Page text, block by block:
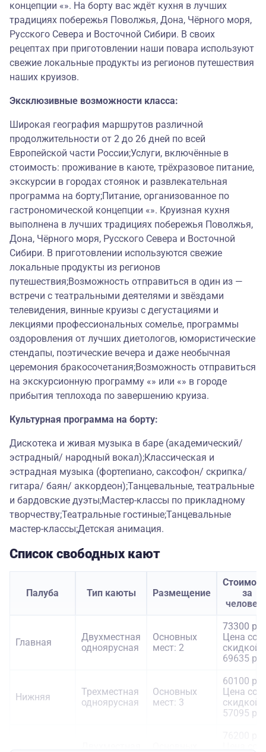
концепции «». На борту вас ждёт кухня в лучших
традициях побережья Поволжья, Дона, Чёрного моря,
Русского Севера и Восточной Сибири. В своих
рецептах при приготовлении наши повара используют
свежие локальные продукты из регионов путешествия
наших круизов.
Эксклюзивные возможности класса:
Широкая география маршрутов различной
продолжительности от 2 до 26 дней по всей
Европейской части России;Услуги, включённые в
стоимость: проживание в каюте, трёхразовое питание,
экскурсии в городах стоянок и развлекательная
программа на борту;Питание, организованное по
гастрономической концепции «». Круизная кухня
выполнена в лучших традициях побережья Поволжья,
Дона, Чёрного моря, Русского Севера и Восточной
Сибири. В приготовлении используются свежие
локальные продукты из регионов
путешествия;Возможность отправиться в один из —
встречи с театральными деятелями и звёздами
телевидения, винные круизы с дегустациями и
лекциями профессиональных сомелье, программы
оздоровления от лучших диетологов, юмористические
стендапы, поэтические вечера и даже необычная
церемония бракосочетания;Возможность отправиться
на экскурсионную программу «» или «» в городе
прибытия теплохода по завершению круиза.
Культурная программа на борту:
Дискотека и живая музыка в баре (академический/
эстрадный/ народный вокал);Классическая и
эстрадная музыка (фортепиано, саксофон/ скрипка/
гитара/ баян/ аккордеон);Танцевальные, театральные
и бардовские дуэты;Мастер-классы по прикладному
творчеству;Театральные гостиные;Танцевальные
мастер-классы;Детская анимация.
Список свободных кают
Палуба Тип каюты Размещение
за
Главная
Двухместная
одноярусная
Основных
мест: 2
73300
Цена со
скидкой:
69635
Нижняя
Трехместная
одноярусная
Основных
мест: 3
60100
Цена со
скидкой:
57095